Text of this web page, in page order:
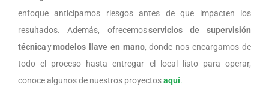
enfoque anticipamos riesgos antes de que impacten los
resultados. Además, ofrecemosservicios de supervisión
técnicaymodelos llave en mano, donde nos encargamos de
todo el proceso hasta entregar el local listo para operar,
conoce algunos de nuestros proyectosaquí.